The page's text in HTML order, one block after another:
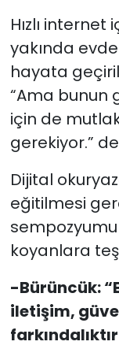
Hızlı internet
yakında
hayata
“Ama bunun
için de
gerekiyor.”
Dijital
eğitilmesi
koyanlara
-Bürüncük:
iletişim,